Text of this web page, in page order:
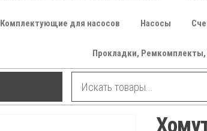
Комплектующие для насосов Насосы
Прокладки,